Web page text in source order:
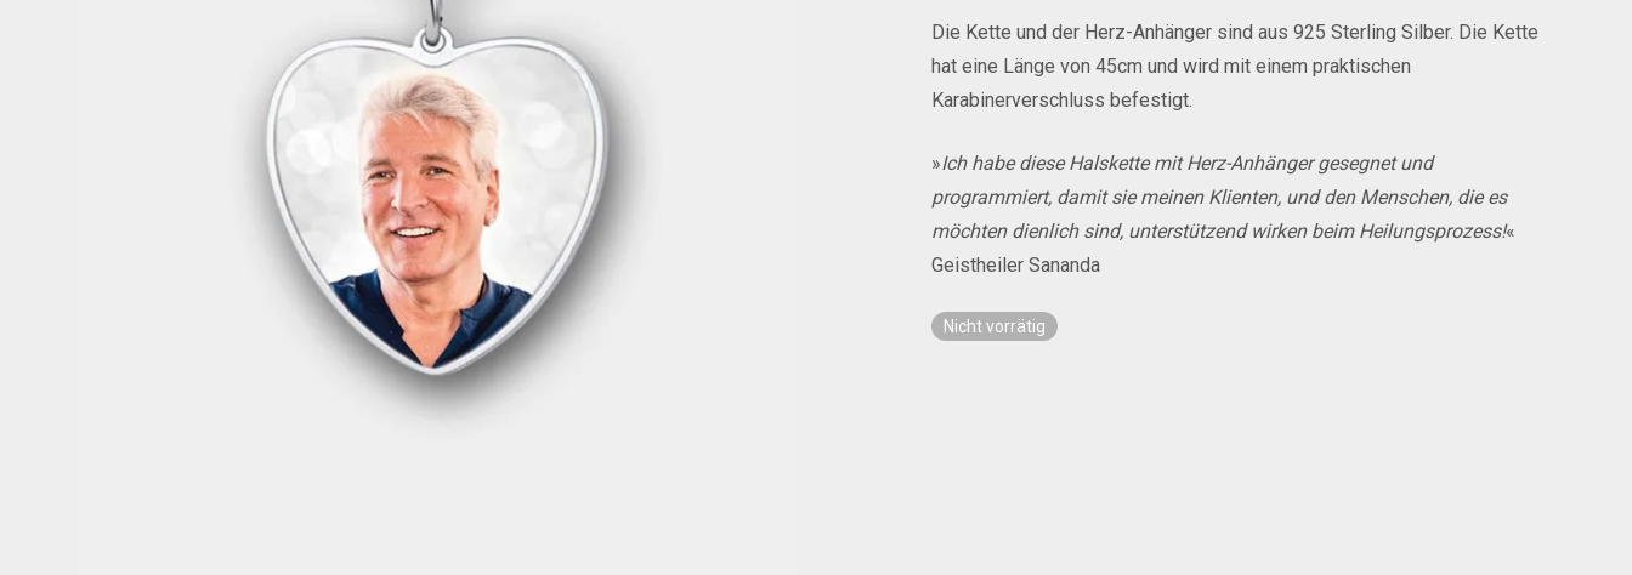
Die Kette und der Herz-Anhänger sind aus 925 Sterling Silber. Die Kette
hat eine Länge von 45cm und wird mit einem praktischen
Karabinerverschluss befestigt.
»Ich habe diese Halskette mit Herz-Anhänger gesegnet und
programmiert, damit sie meinen Klienten, und den Menschen, die es
möchten dienlich sind, unterstützend wirken beim Heilungsprozess!«
Geistheiler Sananda
Nicht vorrätig